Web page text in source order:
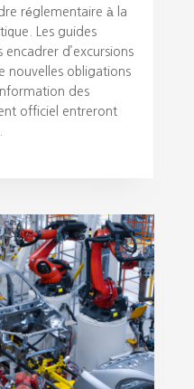
réglementaire à la
Les guides
d’excursions
nouvelles obligations
des
officiel entreront